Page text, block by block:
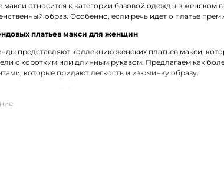
макси относится к категории базовой одежды в женском
образ. Особенно, если речь идет о платье
платьев макси для женщин
представляют коллекцию женских платьев макси,
с коротким или длинным рукавом. Предлагаем как
которые придают легкость и изюминку образу.
в режиме онлайн выбрать и заказать женское